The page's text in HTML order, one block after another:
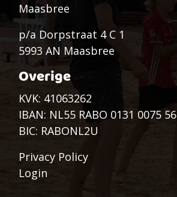
Maasbree
p/a Dorpstraat 4 C 1
5993 AN Maasbree
Overige
KVK: 41063262
IBAN: NL55 RABO 0131 0075 56
BIC: RABONL2U
Privacy Policy
Login